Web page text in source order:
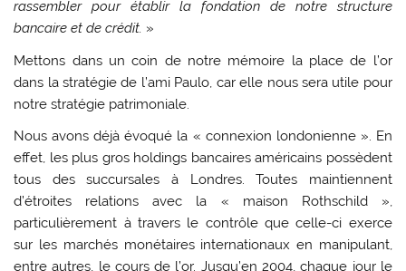
rassembler pour établir la fondation de notre structure
bancaire et de crédit. »
Mettons dans un coin de notre mémoire la place de l’or
dans la stratégie de l’ami Paulo, car elle nous sera utile pour
notre stratégie patrimoniale.
Nous avons déjà évoqué la « connexion londonienne ». En
effet, les plus gros holdings bancaires américains possèdent
tous des succursales à Londres. Toutes maintiennent
d’étroites relations avec la « maison Rothschild »,
particulièrement à travers le contrôle que celle-ci exerce
sur les marchés monétaires internationaux en manipulant,
entre autres, le cours de l’or. Jusqu’en 2004, chaque jour le